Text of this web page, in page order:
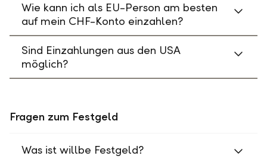
Wie kann ich als EU-Person am besten
auf mein CHF-Konto einzahlen?
Sind Einzahlungen aus den USA
möglich?
Fragen zum Festgeld
Was ist willbe Festgeld?